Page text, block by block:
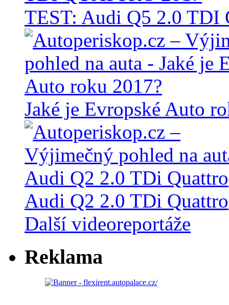
TEST: Audi Q5 2.0 TDI
Jaké je Evropské Auto
Audi Q2 2.0 TDi Quattro
Další videoreportáže
Reklama